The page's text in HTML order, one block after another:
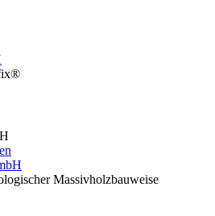
Massivholzbauweise